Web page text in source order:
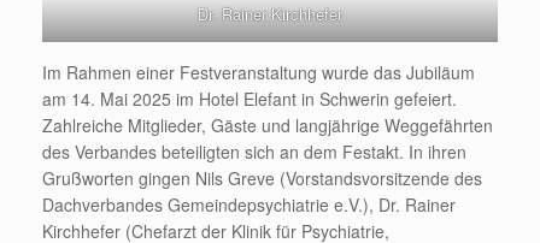
Dr. Rainer Kirchhefer
Im Rahmen einer Festveranstaltung wurde das Jubiläum
am 14. Mai 2025 im Hotel Elefant in Schwerin gefeiert.
Zahlreiche Mitglieder, Gäste und langjährige Weggefährten
des Verbandes beteiligten sich an dem Festakt. In ihren
Grußworten gingen Nils Greve (Vorstandsvorsitzende des
Dachverbandes Gemeindepsychiatrie e.V.), Dr. Rainer
Kirchhefer (Chefarzt der Klinik für Psychiatrie,